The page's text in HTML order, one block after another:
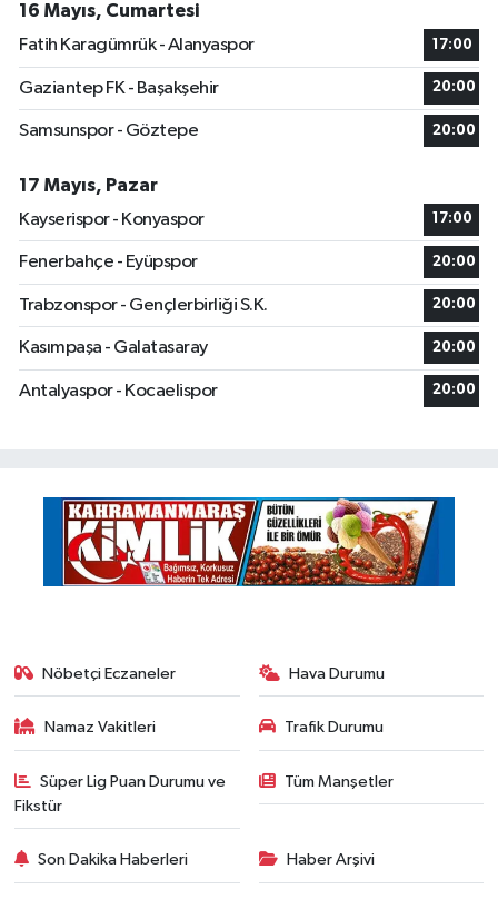
16 Mayıs, Cumartesi
Fatih Karagümrük - Alanyaspor
17:00
Gaziantep FK - Başakşehir 20:00
Samsunspor - Göztepe 20:00
17 Mayıs, Pazar
Kayserispor - Konyaspor
17:00
Fenerbahçe - Eyüpspor 20:00
Trabzonspor - Gençlerbirliği S.K. 20:00
Kasımpaşa - Galatasaray 20:00
Antalyaspor - Kocaelispor 20:00
Nöbetçi Eczaneler Hava Durumu
Namaz Vakitleri Trafik Durumu
Süper Lig Puan Durumu ve
Fikstür
Tüm Manşetler
Son Dakika Haberleri Haber Arşivi